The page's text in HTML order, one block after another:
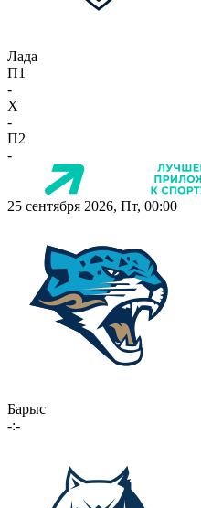
Лада
П1
-
X
-
П2
-
25 сентября 2026, Пт, 00:00
Барыс
-:-